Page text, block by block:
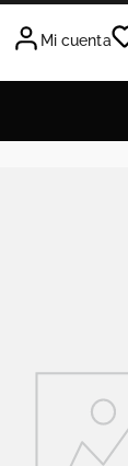
Mi cuenta